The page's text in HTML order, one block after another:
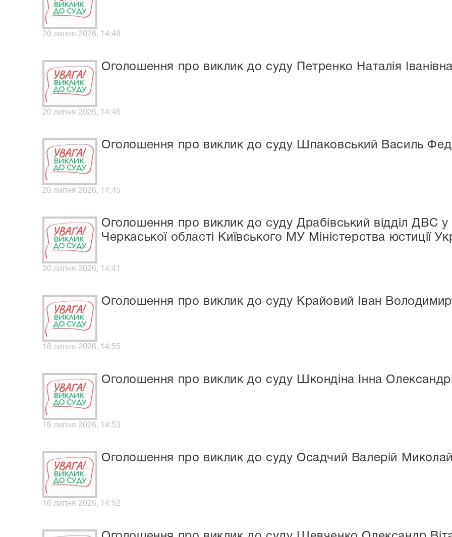
20 липня 2026, 14:48
Оголошення про виклик до суду Петренко Наталія
20 липня 2026, 14:46
Оголошення про виклик до суду Шпаковський Василь
20 липня 2026, 14:45
Оголошення про виклик до суду Драбівський відділ ДВС у
Черкаської області Київського МУ Міністерства юстиції
20 липня 2026, 14:41
Оголошення про виклик до суду Крайовий Іван
16 липня 2026, 14:55
Оголошення про виклик до суду Шкондіна Інна
16 липня 2026, 14:53
Оголошення про виклик до суду Осадчий Валерій
16 липня 2026, 14:52